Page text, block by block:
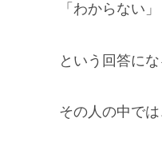
「わからない」
という回答にな
その人の中で